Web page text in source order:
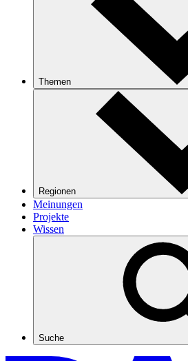
Themen
Regionen
Meinungen
Projekte
Wissen
Suche